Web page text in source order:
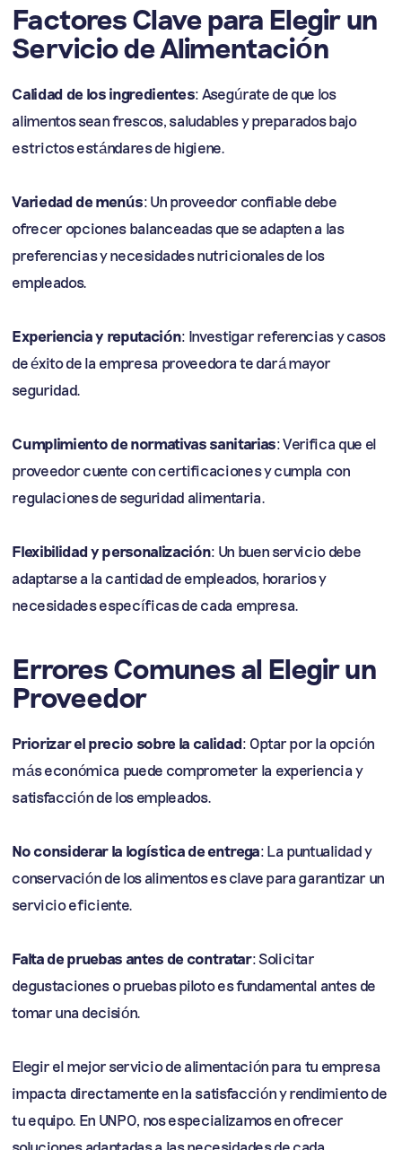
Factores Clave para Elegir un
Servicio de Alimentación
Calidad de los ingredientes: Asegúrate de que los
alimentos sean frescos, saludables y preparados bajo
estrictos estándares de higiene.
Variedad de menús: Un proveedor confiable debe
ofrecer opciones balanceadas que se adapten a las
preferencias y necesidades nutricionales de los
empleados.
Experiencia y reputación: Investigar referencias y casos
de éxito de la empresa proveedora te dará mayor
seguridad.
Cumplimiento de normativas sanitarias: Verifica que el
proveedor cuente con certificaciones y cumpla con
regulaciones de seguridad alimentaria.
Flexibilidad y personalización: Un buen servicio debe
adaptarse a la cantidad de empleados, horarios y
necesidades específicas de cada empresa.
Errores Comunes al Elegir un
Proveedor
Priorizar el precio sobre la calidad: Optar por la opción
más económica puede comprometer la experiencia y
satisfacción de los empleados.
No considerar la logística de entrega: La puntualidad y
conservación de los alimentos es clave para garantizar un
servicio eficiente.
Falta de pruebas antes de contratar: Solicitar
degustaciones o pruebas piloto es fundamental antes de
tomar una decisión.
Elegir el mejor servicio de alimentación para tu empresa
impacta directamente en la satisfacción y rendimiento de
tu equipo. En UNPO, nos especializamos en ofrecer